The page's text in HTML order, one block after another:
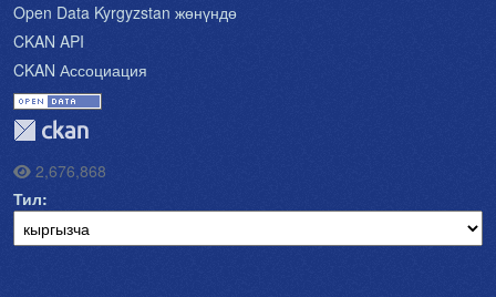
Open Data Kyrgyzstan жөнүндө
CKAN API
CKAN Ассоциация
2,676,868
Тил